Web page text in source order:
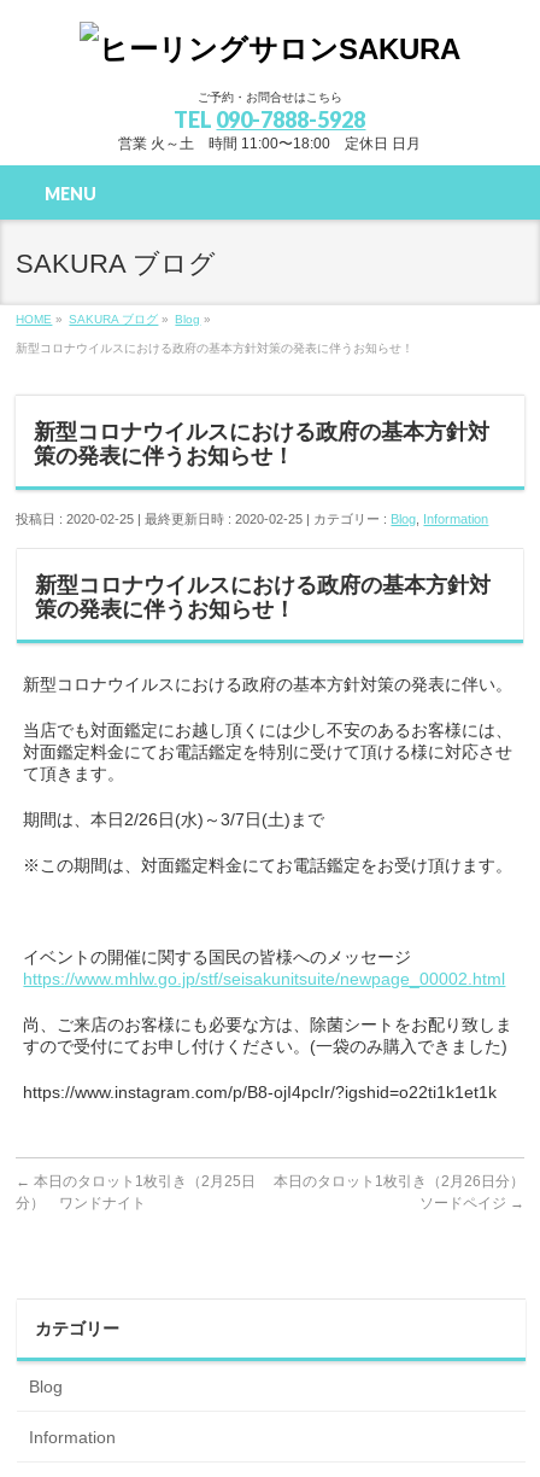
ご予約・お問合せはこちら
TEL 090-7888-5928
営業 火～土 時間 11:00〜18:00 定休日 日月
MENU
SAKURA ブログ
HOME » SAKURA ブログ » Blog »
新型コロナウイルスにおける政府の基本方針対策の発表に伴うお知らせ！
新型コロナウイルスにおける政府の基本方針対
策の発表に伴うお知らせ！
投稿日 : 2020-02-25 最終更新日時 : 2020-02-25 カテゴリー : Blog Information
新型コロナウイルスにおける政府の基本方針対
策の発表に伴うお知らせ！
新型コロナウイルスにおける政府の基本方針対策の発表に伴い。
当店でも対面鑑定にお越し頂くには少し不安のあるお客様には、
対面鑑定料金にてお電話鑑定を特別に受けて頂ける様に対応させ
て頂きます。
期間は、本日2/26日(水)～3/7日(土)まで
※この期間は、対面鑑定料金にてお電話鑑定をお受け頂けます。
イベントの開催に関する国民の皆様へのメッセージ
https://www.mhlw.go.jp/stf/seisakunitsuite/newpage_00002.html
尚、ご来店のお客様にも必要な方は、除菌シートをお配り致しま
すので受付にてお申し付けください。(一袋のみ購入できました)
https://www.instagram.com/p/B8-ojI4pcIr/?igshid=o22ti1k1et1k
← 本日のタロット1枚引き（2月25日
分） ワンドナイト
本日のタロット1枚引き（2月26日分）
ソードペイジ →
カテゴリー
Blog
Information